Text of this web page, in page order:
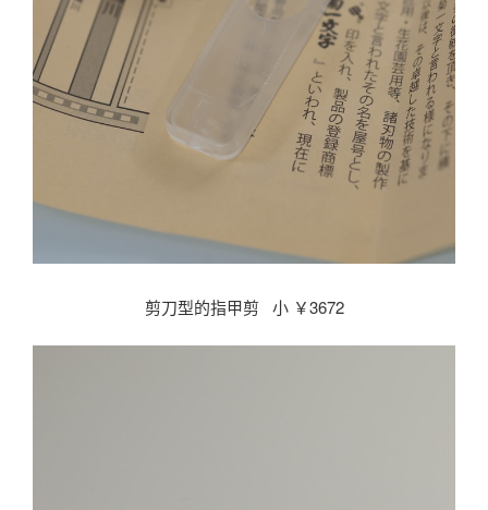
剪刀型的指甲剪 小 ￥3672